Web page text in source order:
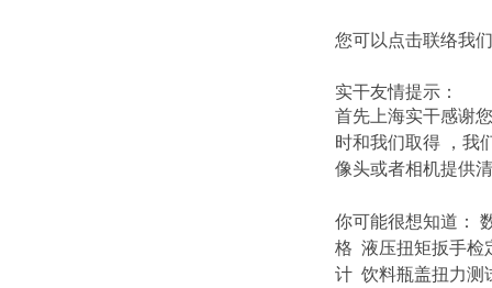
您可以点击联络我们
实干友情提示：
首先上海实干感谢
时和我们取得 ，我
像头或者相机提供
你可能很想知道 ：
格 液压扭矩扳手检
计 饮料瓶盖扭力测